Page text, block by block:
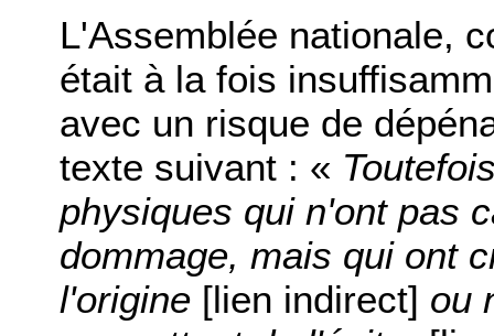
L'Assemblée nationale,
était à la fois
avec un risque de
texte suivant : «
physiques qui n'ont pas
dommage, mais qui ont
l'origine [lien indirect] ou